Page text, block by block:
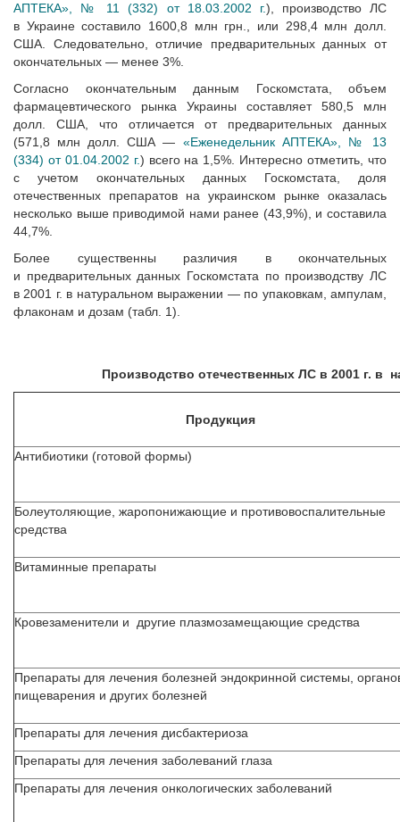
АПТЕКА», № 11 (332) от 18.03.2002 г.), производство ЛС
в Украине составило 1600,8 млн грн., или 298,4 млн долл.
США. Следовательно, отличие предварительных данных от
окончательных — менее 3%.
Согласно окончательным данным Госкомстата, объем
фармацевтического рынка Украины составляет 580,5 млн
долл. США, что отличается от предварительных данных
(571,8 млн долл. США — «Еженедельник АПТЕКА», № 13
(334) от 01.04.2002 г.) всего на 1,5%. Интересно отметить, что
с учетом окончательных данных Госкомстата, доля
отечественных препаратов на украинском рынке оказалась
несколько выше приводимой нами ранее (43,9%), и составила
44,7%.
Более существенны различия в окончательных
и предварительных данных Госкомстата по производству ЛС
в 2001 г. в натуральном выражении — по упаковкам, ампулам,
флаконам и дозам (табл. 1).
Производство отечественных ЛС в 2001 г. в
Продукция
Антибиотики (готовой формы)
Болеутоляющие, жаропонижающие и противовоспалительные
средства
Витаминные препараты
Кровезаменители и другие плазмозамещающие средства
Препараты для лечения болезней эндокринной системы,
пищеварения и других болезней
Препараты для лечения дисбактериоза
Препараты для лечения заболеваний глаза
Препараты для лечения онкологических заболеваний